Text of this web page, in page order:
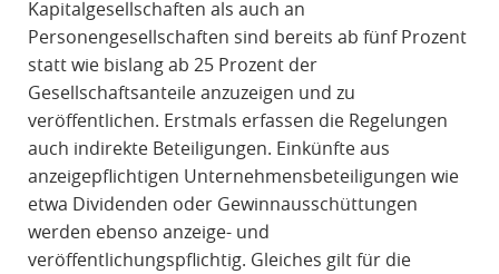
Kapitalgesellschaften als auch an
Personengesellschaften sind bereits ab fünf Prozent
statt wie bislang ab 25 Prozent der
Gesellschaftsanteile anzuzeigen und zu
veröffentlichen. Erstmals erfassen die Regelungen
auch indirekte Beteiligungen. Einkünfte aus
anzeigepflichtigen Unternehmensbeteiligungen wie
etwa Dividenden oder Gewinnausschüttungen
werden ebenso anzeige- und
veröffentlichungspflichtig. Gleiches gilt für die